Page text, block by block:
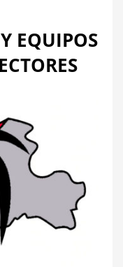
EQUIPOS